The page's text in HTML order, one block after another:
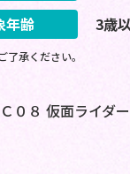
年齢
3歳
承ください。
０８ 仮面ライダ